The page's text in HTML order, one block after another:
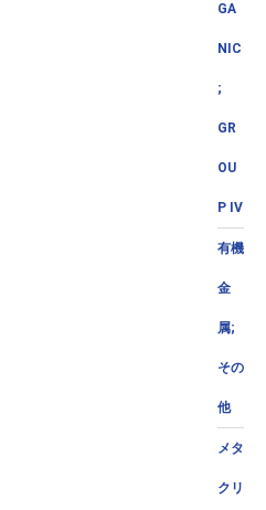
GA
NIC
;
GR
OU
P IV
有機
金
属;
その
他
メタ
クリ